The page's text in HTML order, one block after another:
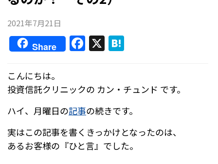
よくあるご質問
2021年7月21日
Share F
a
e
b
o
o
k
X
n
a
こんにちは。
投資信託クリニックの カン・チュンド です。
ハイ、月曜日の記事の続きです。
実はこの記事を書くきっかけとなったのは、
あるお客様の『ひと言』でした。